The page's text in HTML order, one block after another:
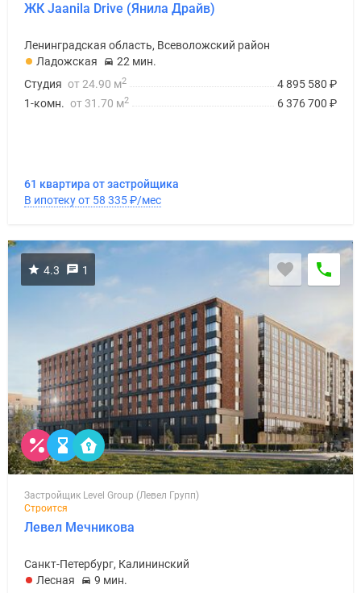
ЖК Jaanila Drive (Янила Драйв)
Ленинградская область, Всеволожский район
Ладожская
22 мин.
4 895 580 ₽
Студия от 24.90 м2
6 376 700 ₽
1-комн. от 31.70 м2
61 квартира от застройщика
В ипотеку от 58 335₽/мес
4.3 1
Застройщик Level Group (Левел Групп)
Строится
Левел Мечникова
Санкт-Петербург, Калининский
Лесная
9 мин.